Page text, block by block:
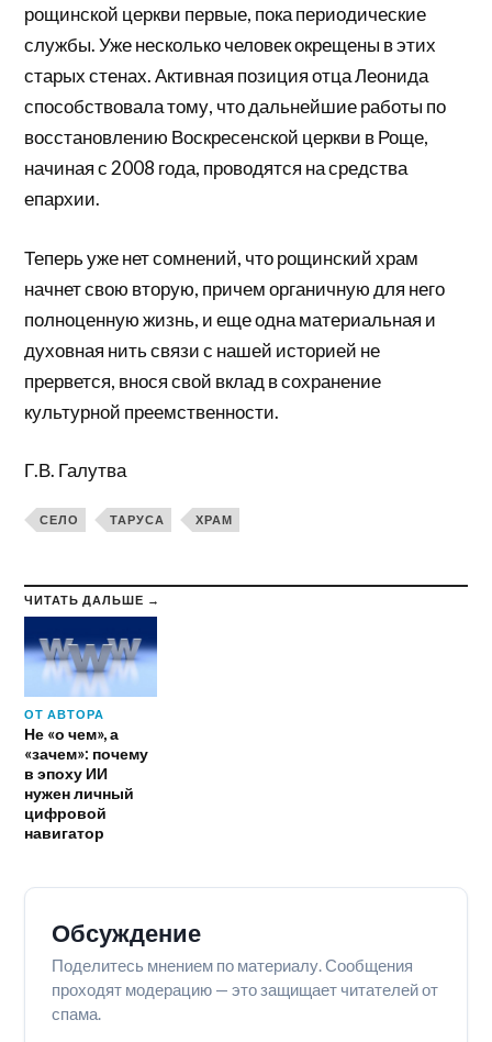
рощинской церкви первые, пока периодические
службы. Уже несколько человек окрещены в этих
старых стенах. Активная позиция отца Леонида
способствовала тому, что дальнейшие работы по
восстановлению Воскресенской церкви в Роще,
начиная с 2008 года, проводятся на средства
епархии.
Теперь уже нет сомнений, что рощинский храм
начнет свою вторую, причем органичную для него
полноценную жизнь, и еще одна материальная и
духовная нить связи с нашей историей не
прервется, внося свой вклад в сохранение
культурной преемственности.
Г.В. Галутва
СЕЛО ТАРУСА ХРАМ
ЧИТАТЬ ДАЛЬШЕ →
ОТ АВТОРА
Не «о чем», а
«зачем»: почему
в эпоху ИИ
нужен личный
цифровой
навигатор
Обсуждение
Поделитесь мнением по материалу. Сообщения
проходят модерацию — это защищает читателей от
спама.